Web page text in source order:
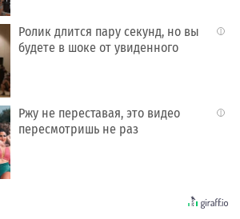
i
Ролик длится пару секунд, но вы
будете в шоке от увиденного
i
Ржу не переставая, это видео
пересмотришь не раз